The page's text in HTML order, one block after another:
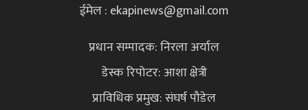
ईमेल : ekapinews@gmail.com
प्रधान सम्पादक: निरला अर्याल
डेस्क रिपोटर: आशा क्षेत्री
प्राविधिक प्रमुख: संघर्ष पौडेल